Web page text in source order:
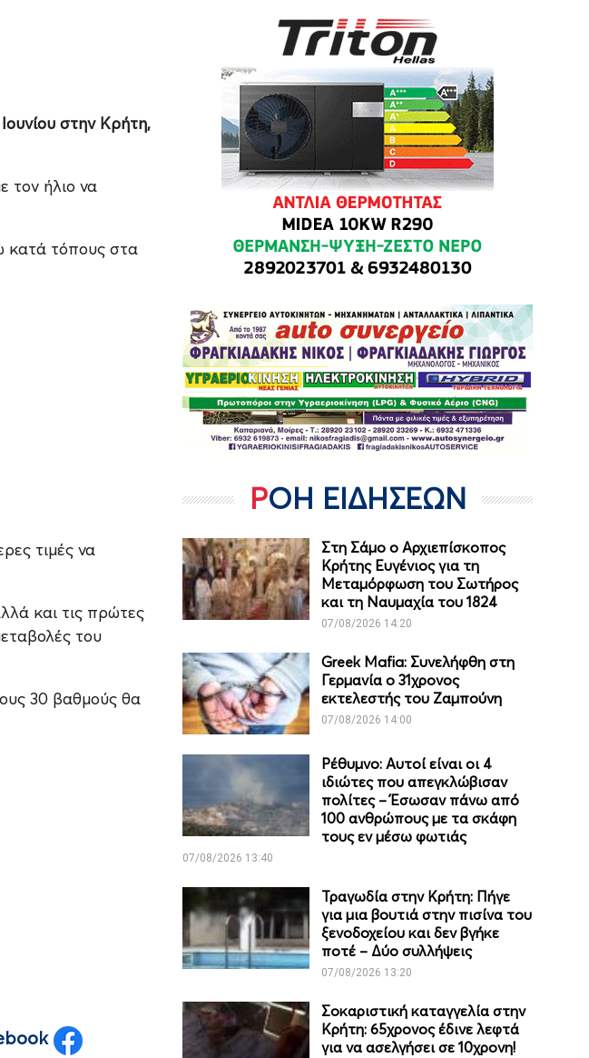
στην Κρήτη,
τον ήλιο να
κατά τόπους στα
τιμές να
και τις πρώτες
του
30 βαθμούς θα
ΡΟΗ ΕΙΔΗΣΕΩΝ
Στη Σάμο ο Αρχιεπίσκοπος
Κρήτης Ευγένιος για τη
Μεταμόρφωση του Σωτήρος
και τη Ναυμαχία του 1824
07/08/2026 14:20
Greek Mafia: Συνελήφθη στη
Γερμανία ο 31χρονος
εκτελεστής του Ζαμπούνη
07/08/2026 14:00
Ρέθυμνο: Αυτοί είναι οι 4
ιδιώτες που απεγκλώβισαν
πολίτες – Έσωσαν πάνω από
100 ανθρώπους με τα σκάφη
τους εν μέσω φωτιάς
07/08/2026 13:40
Τραγωδία στην Κρήτη: Πήγε
για μια βουτιά στην πισίνα του
ξενοδοχείου και δεν βγήκε
ποτέ – Δύο συλλήψεις
07/08/2026 13:20
Σοκαριστική καταγγελία στην
Κρήτη: 65χρονος έδινε λεφτά
για να ασελγήσει σε 10χρονη!